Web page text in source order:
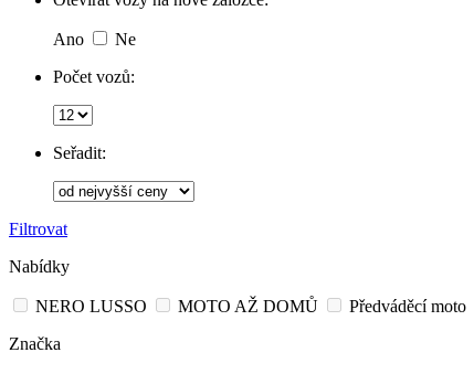
Ano
Ne
Počet vozů:
Seřadit:
Filtrovat
Nabídky
NERO LUSSO MOTO AŽ DOMŮ Předváděcí moto
Značka